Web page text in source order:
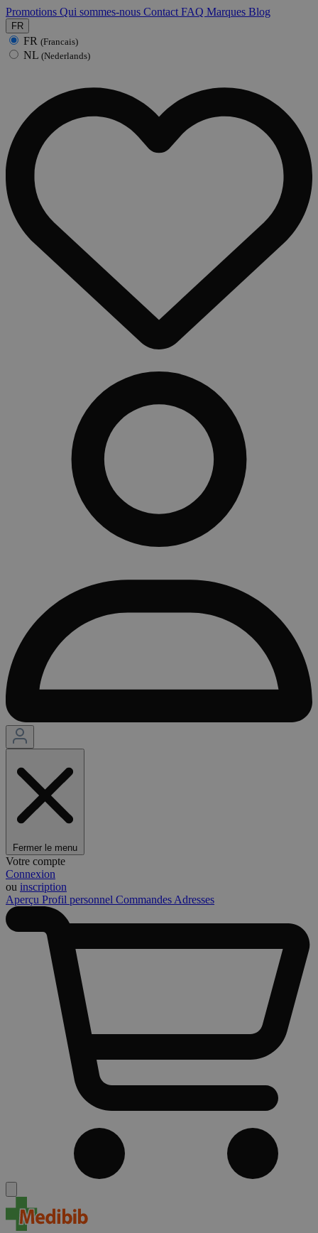
Promotions Qui sommes-nous Contact FAQ Marques Blog
FR
FR (Francais)
NL (Nederlands)
Fermer le menu
Votre compte
Connexion
ou inscription
Aperçu Profil personnel Commandes Adresses